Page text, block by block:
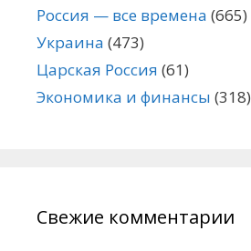
Россия — все времена (665)
Украина (473)
Царская Россия (61)
Экономика и финансы (318)
Свежие комментарии